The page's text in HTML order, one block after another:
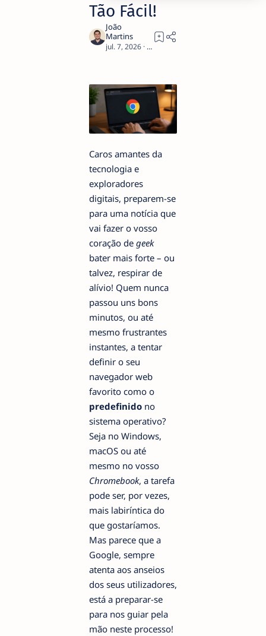
Tão Fácil!
3
Caros amantes da
tecnologia e
exploradores
digitais, preparem-se
para uma notícia que
vai fazer o vosso
coração de geek
bater mais forte – ou
talvez, respirar de
alívio! Quem nunca
passou uns bons
minutos, ou até
mesmo frustrantes
instantes, a tentar
definir o seu
navegador web
favorito como o
predefinido no
sistema operativo?
Seja no Windows,
macOS ou até
mesmo no vosso
Chromebook, a tarefa
pode ser, por vezes,
mais labiríntica do
que gostaríamos.
Mas parece que a
Google, sempre
atenta aos anseios
dos seus utilizadores,
está a preparar-se
para nos guiar pela
mão neste processo!